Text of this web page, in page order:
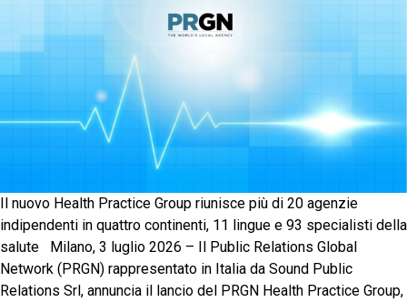
Il nuovo Health Practice Group riunisce più di 20 agenzie
indipendenti in quattro continenti, 11 lingue e 93 specialisti della
salute Milano, 3 luglio 2026 – Il Public Relations Global
Network (PRGN) rappresentato in Italia da Sound Public
Relations Srl, annuncia il lancio del PRGN Health Practice Group,